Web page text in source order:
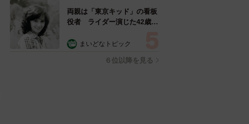
両親は「東京キッド」の看板
役者 ライダー演じた42歳元
ングフォト」計画を明言
まいどなトピック
６位以降を見る